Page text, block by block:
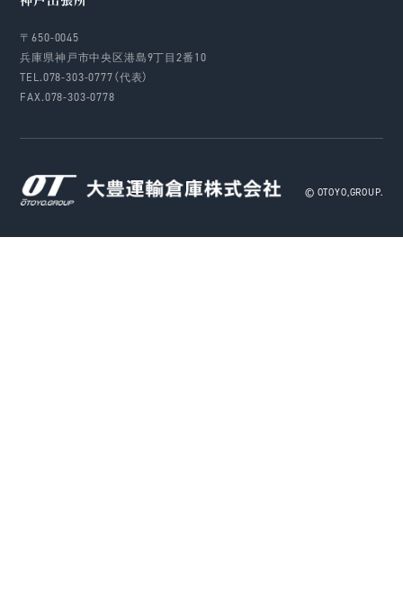
〒650-0045
兵庫県神戸市中央区港島9丁目2番10
TEL.078-303-0777（代表）
FAX.078-303-0778
© OTOYO,GROUP.